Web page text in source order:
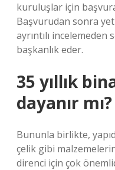
kuruluşlar için
Başvurudan sonra
ayrıntılı
başkanlık eder.
35 yıllık
dayanır mı?
Bununla birlikte,
çelik gibi
direnci için çok